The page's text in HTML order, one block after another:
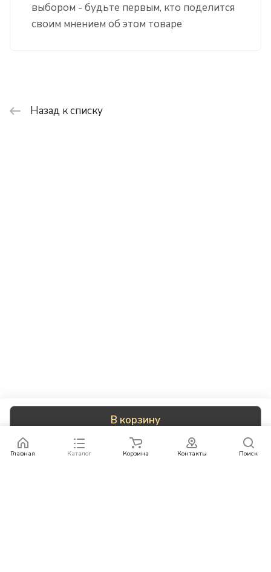
В корзину
выбором - будьте первым, кто поделится
своим мнением об этом товаре
Назад к списку
Главная Каталог Корзина Контакты Поиск